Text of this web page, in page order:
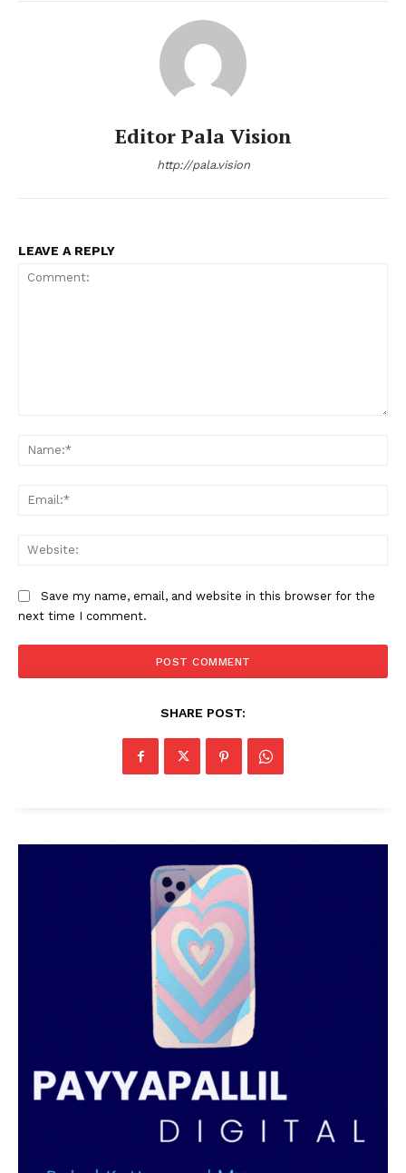
PALA VISION
Editor Pala Vision
http://pala.vision
LEAVE A REPLY
Save my name, email, and website in this browser for the
next time I comment.
SHARE POST: